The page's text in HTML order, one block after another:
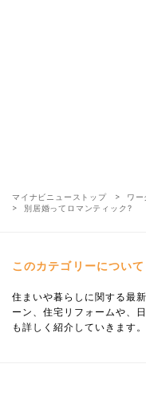
マイナビニューストップ ワー
別居婚ってロマンティック?
このカテゴリーについて
住まいや暮らしに関する最
ーン、住宅リフォームや、
も詳しく紹介していきます。